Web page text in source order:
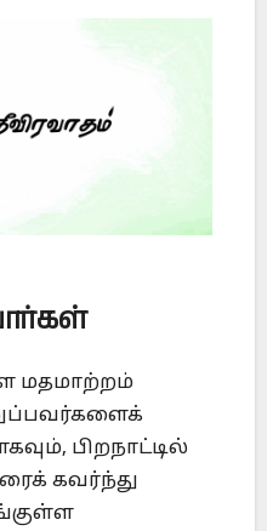
மதமாற்றம்
பிறநாட்டில்
கவர்ந்து